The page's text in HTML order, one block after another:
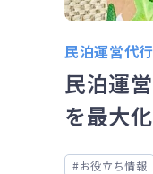
民泊運営代行
民泊運
を最大
との決
お役立ち情報